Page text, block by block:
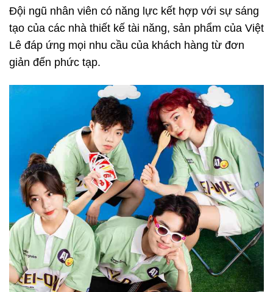
Đội ngũ nhân viên có năng lực kết hợp với sự sáng
tạo của các nhà thiết kế tài năng, sản phẩm của Việt
Lê đáp ứng mọi nhu cầu của khách hàng từ đơn
giản đến phức tạp.